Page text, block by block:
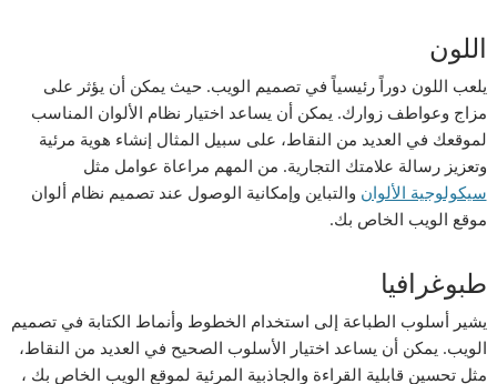
اللون
يلعب اللون دوراً رئيسياً في تصميم الويب. حيث يمكن أن يؤثر على
مزاج وعواطف زوارك. يمكن أن يساعد اختيار نظام الألوان المناسب
لموقعك في العديد من النقاط، على سبيل المثال إنشاء هوية مرئية
وتعزيز رسالة علامتك التجارية. من المهم مراعاة عوامل مثل
سيكولوجية الألوان والتباين وإمكانية الوصول عند تصميم نظام ألوان
موقع الويب الخاص بك.
طبوغرافيا
يشير أسلوب الطباعة إلى استخدام الخطوط وأنماط الكتابة في تصميم
الويب. يمكن أن يساعد اختيار الأسلوب الصحيح في العديد من النقاط،
مثل تحسين قابلية القراءة والجاذبية المرئية لموقع الويب الخاص بك ،